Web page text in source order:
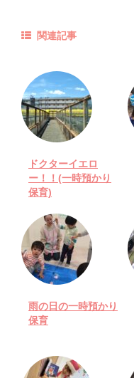
関連記事
ドクターイエロ
ー！！(一時預かり
保育)
雨の日の一時預かり
保育